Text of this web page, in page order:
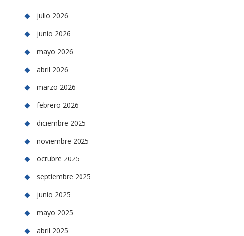
julio 2026
junio 2026
mayo 2026
abril 2026
marzo 2026
febrero 2026
diciembre 2025
noviembre 2025
octubre 2025
septiembre 2025
junio 2025
mayo 2025
abril 2025